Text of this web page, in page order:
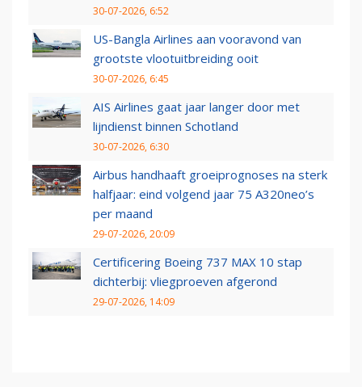
30-07-2026, 6:52
US-Bangla Airlines aan vooravond van
grootste vlootuitbreiding ooit
30-07-2026, 6:45
AIS Airlines gaat jaar langer door met
lijndienst binnen Schotland
30-07-2026, 6:30
Airbus handhaaft groeiprognoses na sterk
halfjaar: eind volgend jaar 75 A320neo’s
per maand
29-07-2026, 20:09
Certificering Boeing 737 MAX 10 stap
dichterbij: vliegproeven afgerond
29-07-2026, 14:09